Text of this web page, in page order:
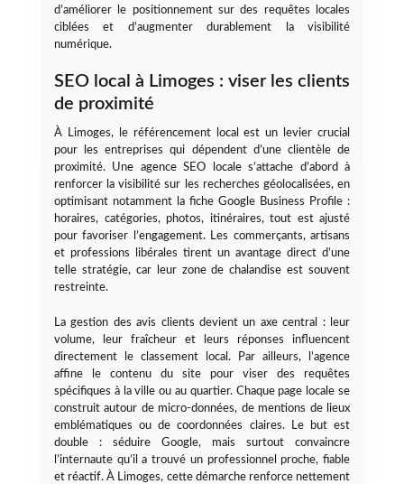
d’améliorer le positionnement sur des requêtes locales
ciblées et d’augmenter durablement la visibilité
numérique.
SEO local à Limoges : viser les clients
de proximité
À Limoges, le référencement local est un levier crucial
pour les entreprises qui dépendent d’une clientèle de
proximité. Une agence SEO locale s’attache d’abord à
renforcer la visibilité sur les recherches géolocalisées, en
optimisant notamment la fiche Google Business Profile :
horaires, catégories, photos, itinéraires, tout est ajusté
pour favoriser l’engagement. Les commerçants, artisans
et professions libérales tirent un avantage direct d’une
telle stratégie, car leur zone de chalandise est souvent
restreinte.
La gestion des avis clients devient un axe central : leur
volume, leur fraîcheur et leurs réponses influencent
directement le classement local. Par ailleurs, l’agence
affine le contenu du site pour viser des requêtes
spécifiques à la ville ou au quartier. Chaque page locale se
construit autour de micro-données, de mentions de lieux
emblématiques ou de coordonnées claires. Le but est
double : séduire Google, mais surtout convaincre
l’internaute qu’il a trouvé un professionnel proche, fiable
et réactif. À Limoges, cette démarche renforce nettement